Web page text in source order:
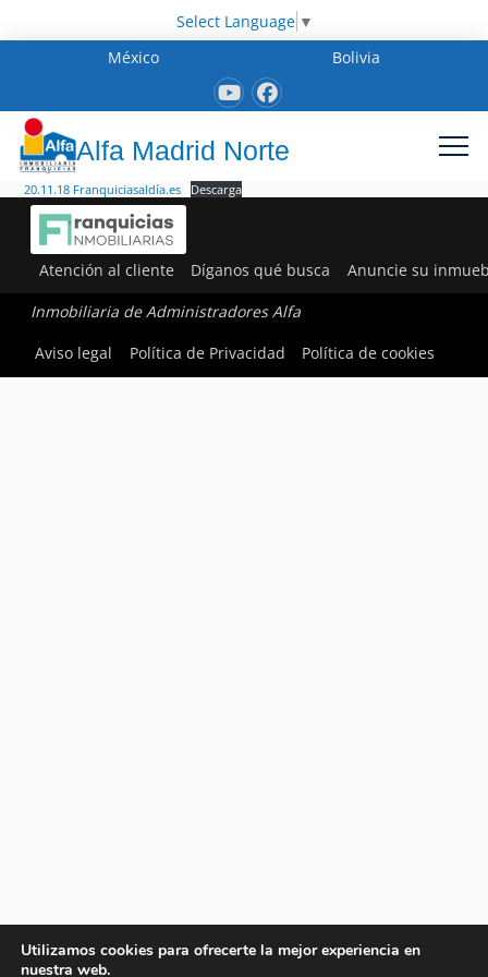
Select Language ▼
México
Bolivia
Alfa Madrid Norte
20.11.18 Franquiciasaldía.es Descarga
Atención al cliente Díganos qué busca Anuncie su
Inmobiliaria de Administradores Alfa
Aviso legal
Política de Privacidad Política de cookies
Utilizamos cookies para ofrecerte la mejor experiencia en
nuestra web.